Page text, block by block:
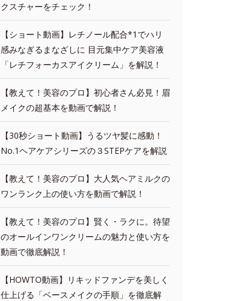
クスチャーをチェック！
【ショート動画】レチノール配合*1でハリ
感みなぎるまなざしに 目元集中ケア美容液
「レチフォーカスアイクリーム」を解説！
【教えて！美容のプロ】初心者さん必見！眉
メイクの超基本を動画で解説！
【30秒ショート動画】うるツヤ髪に感動！
No.1ヘアケアシリーズの３STEPケアを解説
【教えて！美容のプロ】大人気ヘアミルクの
ワンランク上の使い方を動画で解説！
【教えて！美容のプロ】賢く・ラクに。待望
のオールインワンクリームの魅力と使い方を
動画で徹底解説！
【HOWTO動画】リキッドファンデを美しく
仕上げる「ベースメイクの手順」を徹底解